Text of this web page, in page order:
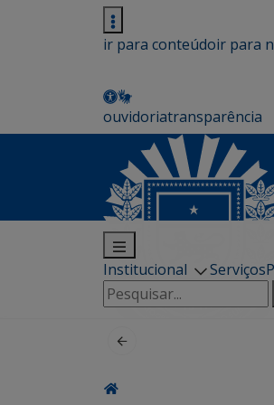
ir para conteúdoir para
ouvidoriatransparência
Institucional Serviços
Pesquisar
por: